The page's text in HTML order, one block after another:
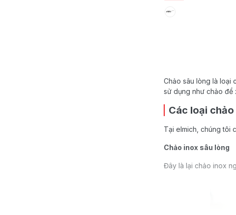
Chảo sâu lòng là loại
sử dụng như chảo để
Các loại
Tại elmich, chúng tôi
Chảo inox sâu lòng
Đây là lại chảo inox